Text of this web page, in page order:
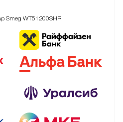
Smeg WT51200SHR